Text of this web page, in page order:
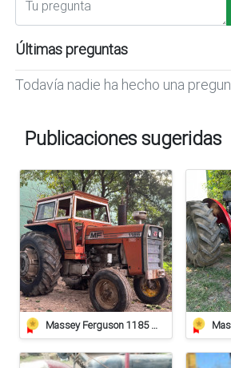
Últimas preguntas
Todavía nadie ha hecho una
Publicaciones sugeridas
Massey Ferguson 1185 Oportunidad.!!